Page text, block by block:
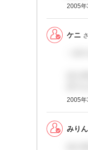
2005
ケニ
はじ
2005
みりん
はじ